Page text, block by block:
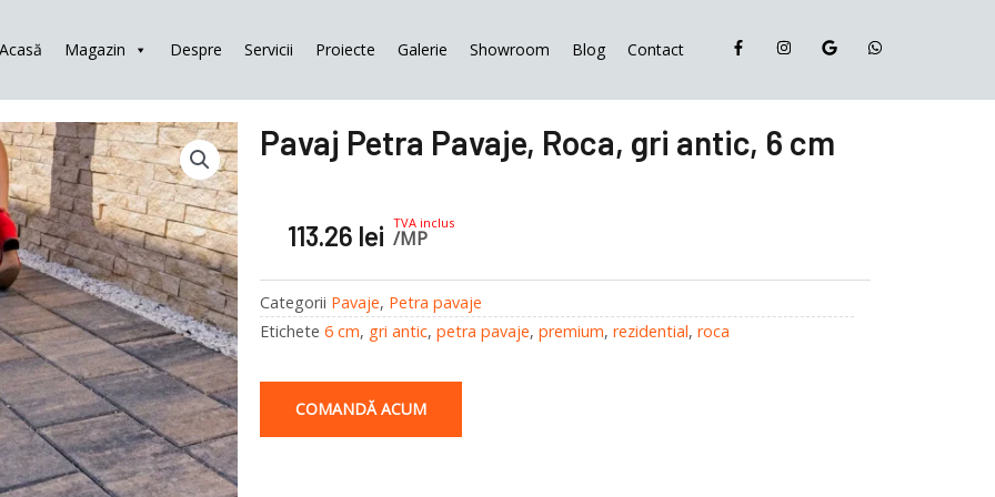
Acasă Magazin Despre Servicii Proiecte Galerie Showroom Blog Contact
Pavaj Petra Pavaje, Roca, gri antic, 6 cm
113.26 lei TVA inclus
/MP
Categorii Pavaje, Petra pavaje
Etichete 6 cm, gri antic, petra pavaje, premium, rezidential, roca
COMANDĂ ACUM
gri
antic,
6